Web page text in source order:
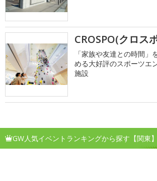
CROSPO(クロス
「家族や友達との時間」
める大好評のスポーツエ
施設
GW人気イベントランキングから探す【関東】